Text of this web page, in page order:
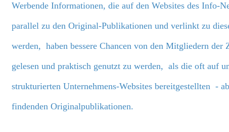
Werbende Informationen, die auf den Websites des Info-
parallel zu den Original-Publikationen und verlinkt zu
werden, haben bessere Chancen von den Mitgliedern der
gelesen und praktisch genutzt zu werden, als die oft auf
strukturierten Unternehmens-Websites bereitgestellten -
findenden Originalpublikationen.